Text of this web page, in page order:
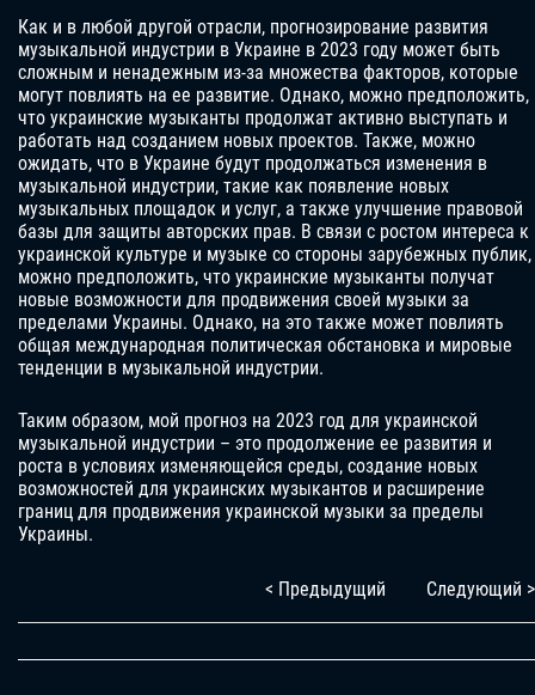
Как и в любой другой отрасли, прогнозирование развития
музыкальной индустрии в Украине в 2023 году может быть
сложным и ненадежным из-за множества факторов, которые
могут повлиять на ее развитие. Однако, можно предположить,
что украинские музыканты продолжат активно выступать и
работать над созданием новых проектов. Также, можно
ожидать, что в Украине будут продолжаться изменения в
музыкальной индустрии, такие как появление новых
музыкальных площадок и услуг, а также улучшение правовой
базы для защиты авторских прав. В связи с ростом интереса к
украинской культуре и музыке со стороны зарубежных публик,
можно предположить, что украинские музыканты получат
новые возможности для продвижения своей музыки за
пределами Украины. Однако, на это также может повлиять
общая международная политическая обстановка и мировые
тенденции в музыкальной индустрии.
Таким образом, мой прогноз на 2023 год для украинской
музыкальной индустрии – это продолжение ее развития и
роста в условиях изменяющейся среды, создание новых
возможностей для украинских музыкантов и расширение
границ для продвижения украинской музыки за пределы
Украины.
< Предыдущий Следующий >